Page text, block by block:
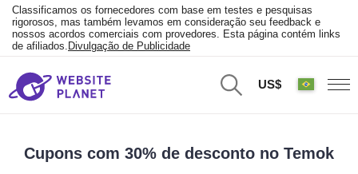
Classificamos os fornecedores com base em testes e pesquisas
rigorosos, mas também levamos em consideração seu feedback e
nossos acordos comerciais com provedores. Esta página contém links
de afiliados. Divulgação de Publicidade
US$
Cupons com 30% de desconto no Temok